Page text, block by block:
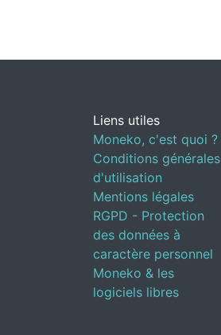
Liens utiles
Moneko, c'est quoi ?
Conditions générales
d'utilisation
Mentions légales
RGPD - Protection
des données à
caractère personnel
Moneko & les
logiciels libres